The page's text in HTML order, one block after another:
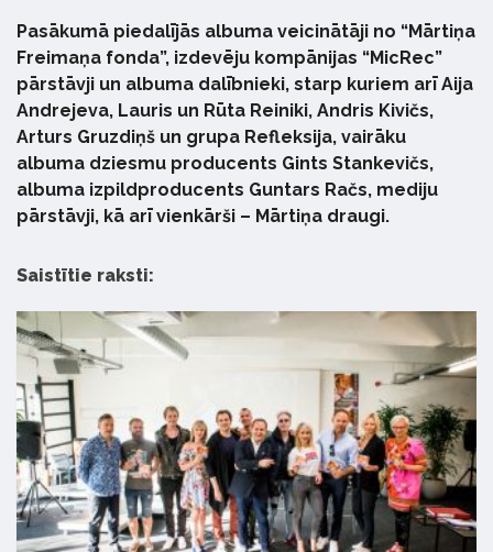
Pasākumā piedalījās albuma veicinātāji no “Mārtiņa
Freimaņa fonda”, izdevēju kompānijas “MicRec”
pārstāvji un albuma dalībnieki, starp kuriem arī Aija
Andrejeva, Lauris un Rūta Reiniki, Andris Kivičs,
Arturs Gruzdiņš un grupa Refleksija, vairāku
albuma dziesmu producents Gints Stankevičs,
albuma izpildproducents Guntars Račs, mediju
pārstāvji, kā arī vienkārši – Mārtiņa draugi.
Saistītie raksti: